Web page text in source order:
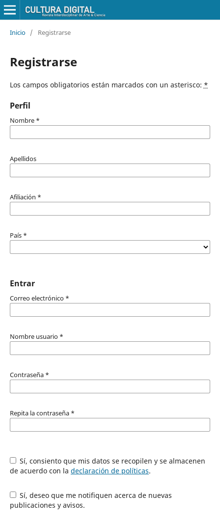
Inicio / Registrarse
Registrarse
Los campos obligatorios están marcados con un asterisco: *
Perfil
Nombre *
Apellidos
Afiliación *
País *
Entrar
Correo electrónico *
Nombre usuario *
Contraseña *
Repita la contraseña *
Sí, consiento que mis datos se recopilen y se almacenen
de acuerdo con la declaración de políticas.
Sí, deseo que me notifiquen acerca de nuevas
publicaciones y avisos.